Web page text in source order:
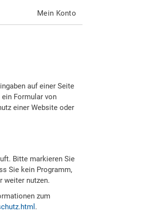
Mein Konto
auf einer Seite
Formular von
einer Website oder
Bitte markieren Sie
Sie kein Programm,
weiter nutzen.
zum
.